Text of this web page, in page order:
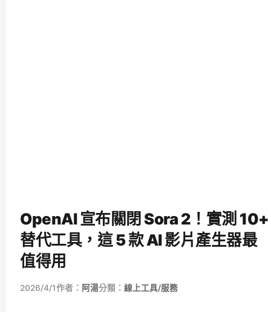
OpenAI 宣布關閉 Sora 2！實測 10+
替代工具，這 5 款 AI 影片產生器最
值得用
2026/4/1作者： 阿湯分類： 線上工具/服務